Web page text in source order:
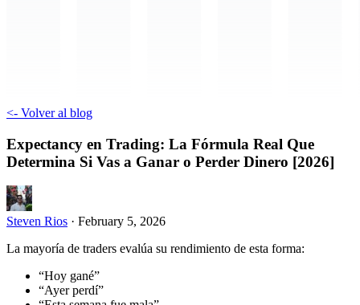
<- Volver al blog
Expectancy en Trading: La Fórmula Real Que
Determina Si Vas a Ganar o Perder Dinero [2026]
Steven Rios · February 5, 2026
La mayoría de traders evalúa su rendimiento de esta forma:
“Hoy gané”
“Ayer perdí”